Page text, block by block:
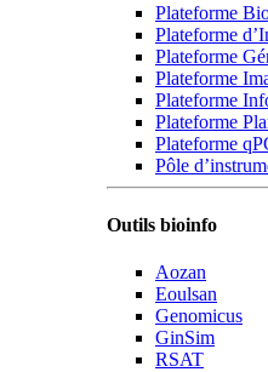
Plateforme
Plateforme
Plateforme
Plateforme
Plateforme
Plateforme
Plateforme
Pôle
Outils bioinfo
Aozan
Eoulsan
Genomicus
GinSim
RSAT